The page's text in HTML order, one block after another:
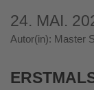
24. MAI.
Autor(in): Master